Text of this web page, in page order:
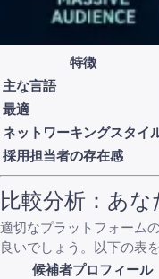
特徴
主な言語
最適
ネットワーキングスタイ
採用担当者の存在感
比較分析：あ
適切なプラットフォーム
良いでしょう。以下の表
候補者プロフィール